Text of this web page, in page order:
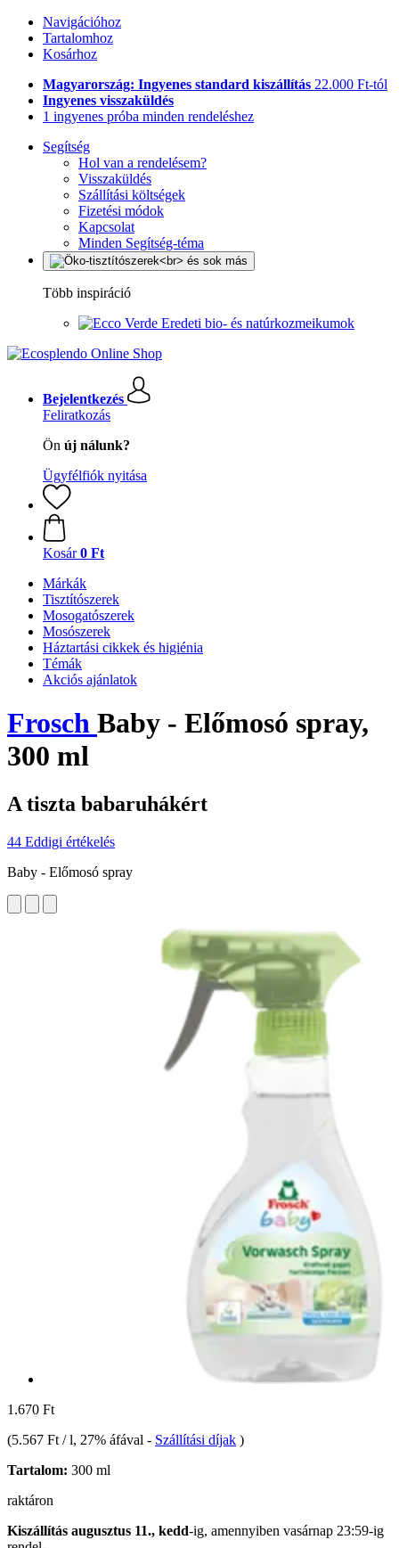
Navigációhoz
Tartalomhoz
Kosárhoz
Magyarország: Ingyenes standard kiszállítás 22.000 Ft-tól
Ingyenes visszaküldés
1 ingyenes próba minden rendeléshez
Segítség
Hol van a rendelésem?
Visszaküldés
Szállítási költségek
Fizetési módok
Kapcsolat
Minden Segítség-téma
Több inspiráció
Eredeti bio- és natúrkozmeikumok
Bejelentkezés
Feliratkozás
Ön új nálunk?
Ügyfélfiók nyitása
Kosár 0 Ft
Márkák
Tisztítószerek
Mosogatószerek
Mosószerek
Háztartási cikkek és higiénia
Témák
Akciós ajánlatok
Frosch Baby - Előmosó spray,
300 ml
A tiszta babaruhákért
44 Eddigi értékelés
Baby - Előmosó spray
1.670 Ft
(5.567 Ft / l, 27% áfával - Szállítási díjak )
Tartalom: 300 ml
raktáron
Kiszállítás augusztus 11., kedd-ig, amennyiben vasárnap 23:59-ig